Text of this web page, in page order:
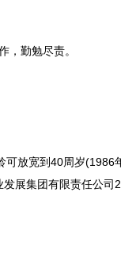
勤勉尽责。
放宽到40周岁(1986
展集团有限责任公司